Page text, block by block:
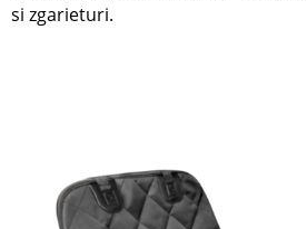
si zgarieturi.